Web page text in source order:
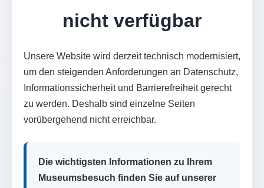
nicht verfügbar
Unsere Website wird derzeit technisch modernisiert,
um den steigenden Anforderungen an Datenschutz,
Informationssicherheit und Barrierefreiheit gerecht
zu werden. Deshalb sind einzelne Seiten
vorübergehend nicht erreichbar.
Die wichtigsten Informationen zu Ihrem
Museumsbesuch finden Sie auf unserer